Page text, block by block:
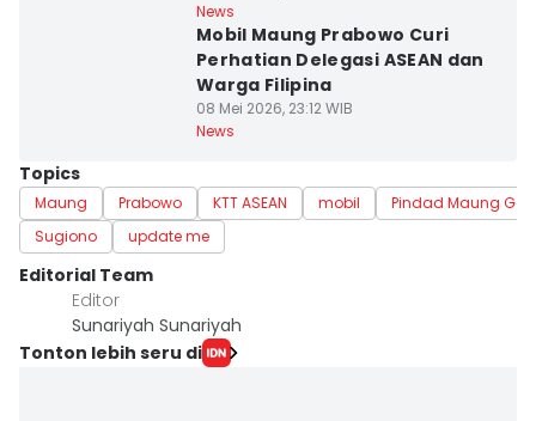
News
Mobil Maung Prabowo Curi
Perhatian Delegasi ASEAN dan
Warga Filipina
08 Mei 2026, 23:12 WIB
News
Topics
Maung Prabowo KTT ASEAN mobil
Pindad Maung
Sugiono
update me
Editorial Team
Editor
Sunariyah Sunariyah
Tonton lebih seru di